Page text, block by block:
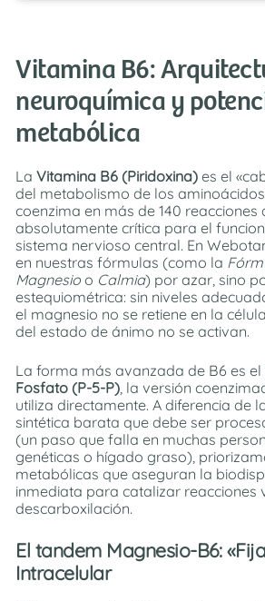
Vitamina B6:
neuroquímica y
metabólica
La Vitamina B6 (Piridoxina) es el
del metabolismo de los
coenzima en más de 140 reacciones
absolutamente crítica para el
sistema nervioso central. En
en nuestras fórmulas (como la
Magnesio o Calmia) por azar, sino
estequiométrica: sin niveles
el magnesio no se retiene en la
del estado de ánimo no se activan.
La forma más avanzada de B6 es el
Fosfato (P-5-P) , la versión
utiliza directamente. A diferencia de
sintética barata que debe ser
(un paso que falla en muchas
genéticas o hígado graso),
metabólicas que aseguran la
inmediata para catalizar reacciones
descarboxilación.
El tandem Magnesio-B6:
Intracelular